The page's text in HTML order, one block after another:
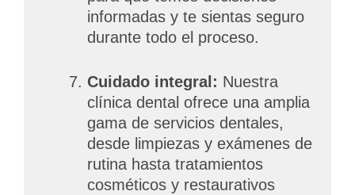
informadas y te sientas seguro
durante todo el proceso.
Cuidado integral: Nuestra
clínica dental ofrece una amplia
gama de servicios dentales,
desde limpiezas y exámenes de
rutina hasta tratamientos
cosméticos y restaurativos